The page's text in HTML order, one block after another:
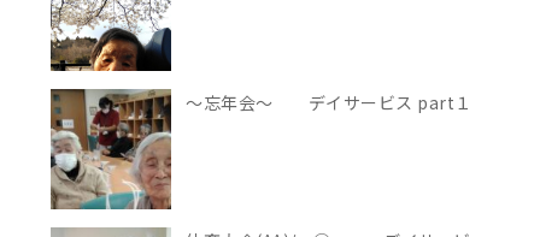
～忘年会～ デイサービス part１